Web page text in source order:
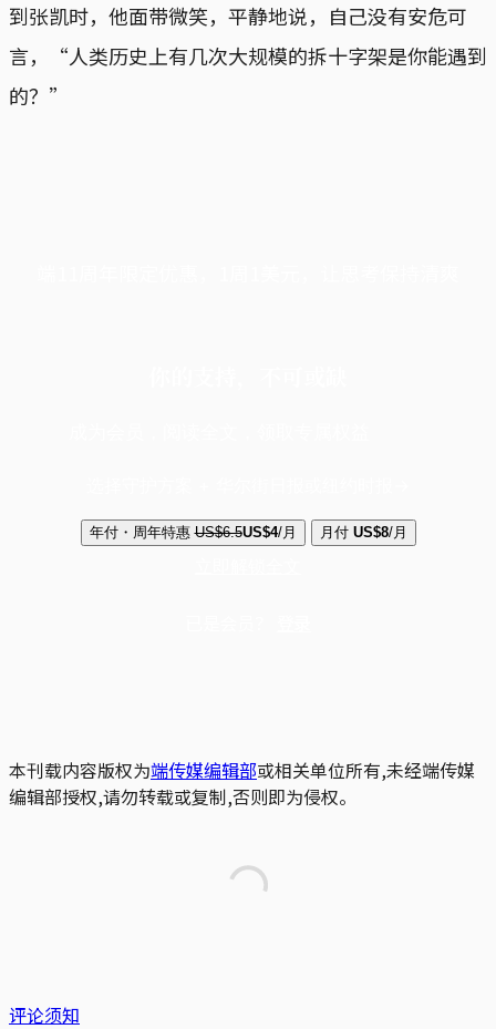
到张凯时，他面带微笑，平静地说，自己没有安危可
言，“人类历史上有几次大规模的拆十字架是你能遇到
的？”
年付・周年特惠 US$6.5US$4/月 月付 US$8/月
本刊载内容版权为端传媒编辑部或相关单位所有,未经端传媒
编辑部授权,请勿转载或复制,否则即为侵权。
评论须知